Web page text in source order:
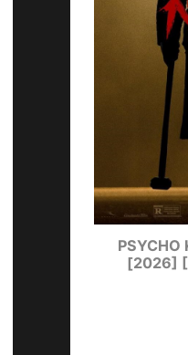
(Masters
PSYCHO
[2026]